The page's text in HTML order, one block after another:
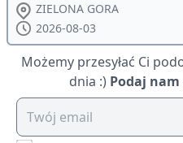
ZIELONA GORA
2026-08-03
Możemy przesyłać Ci
dnia :) Podaj